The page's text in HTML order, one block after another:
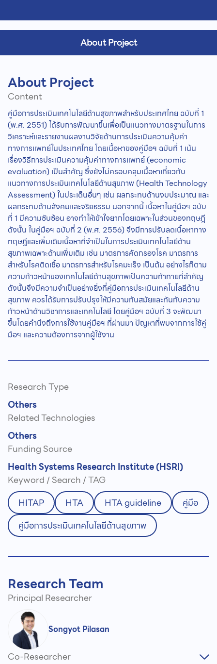
About Project
About Project
Content
คู่มือการประเมินเทคโนโลยีด้านสุขภาพสำหรับประเทศไทย ฉบับที่ 1
(พ.ศ. 2551) ได้รับการพัฒนาขึ้นเพื่อเป็นแนวทางมาตรฐานในการ
วิเคราะห์และรายงานผลงานวิจัยด้านการประเมินความคุ้มค่า
ทางการแพทย์ในประเทศไทย โดยเนื้อหาของคู่มือฯ ฉบับที่ 1 เน้น
เรื่องวิธีการประเมินความคุ้มค่าทางการแพทย์ (economic
evaluation) เป็นสำคัญ ซึ่งยังไม่ครอบคลุมเนื้อหาเกี่ยวกับ
แนวทางการประเมินเทคโนโลยีด้านสุขภาพ (Health Technology
Assessment) ในประเด็นอื่นๆ เช่น ผลกระทบด้านงบประมาณ และ
ผลกระทบด้านสังคมและจริยธรรม นอกจากนี้ เนื้อหาในคู่มือฯ ฉบับ
ที่ 1 มีความซับซ้อน อาจทำให้เข้าใจยากโดยเฉพาะในส่วนของทฤษฎี
ดังนั้น ในคู่มือฯ ฉบับที่ 2 (พ.ศ. 2556) จึงมีการปรับลดเนื้อหาทาง
ทฤษฎีและเพิ่มเติมเนื้อหาที่จำเป็นในการประเมินเทคโนโลยีด้าน
สุขภาพเฉพาะด้านเพิ่มเติม เช่น มาตรการคัดกรองโรค มาตรการ
สำหรับโรคติดเชื้อ มาตรการสำหรับโรคมะเร็ง เป็นต้น อย่างไรก็ตาม
ความก้าวหน้าของเทคโนโลยีด้านสุขภาพเป็นความท้าทายที่สำคัญ
ดังนั้นจึงมีความจำเป็นอย่างยิ่งที่คู่มือการประเมินเทคโนโลยีด้าน
สุขภาพ ควรได้รับการปรับปรุงให้มีความทันสมัยและทันกับความ
ก้าวหน้าด้านวิชาการและเทคโนโลยี โดยคู่มือฯ ฉบับที่ 3 จะพัฒนา
ขึ้นโดยคำนึงถึงการใช้งานคู่มือฯ ที่ผ่านมา ปัญหาที่พบจากการใช้คู่
มือฯ และความต้องการจากผู้ใช้งาน
Research Type
Others
Related Technologies
Others
Funding Source
Health Systems Research Institute (HSRI)
Keyword / Search / TAG
HITAP
HTA HTA guideline
คู่มือ
คู่มือการประเมินเทคโนโลยีด้านสุขภาพ
Research Team
Principal Researcher
Songyot Pilasan
Co-Researcher